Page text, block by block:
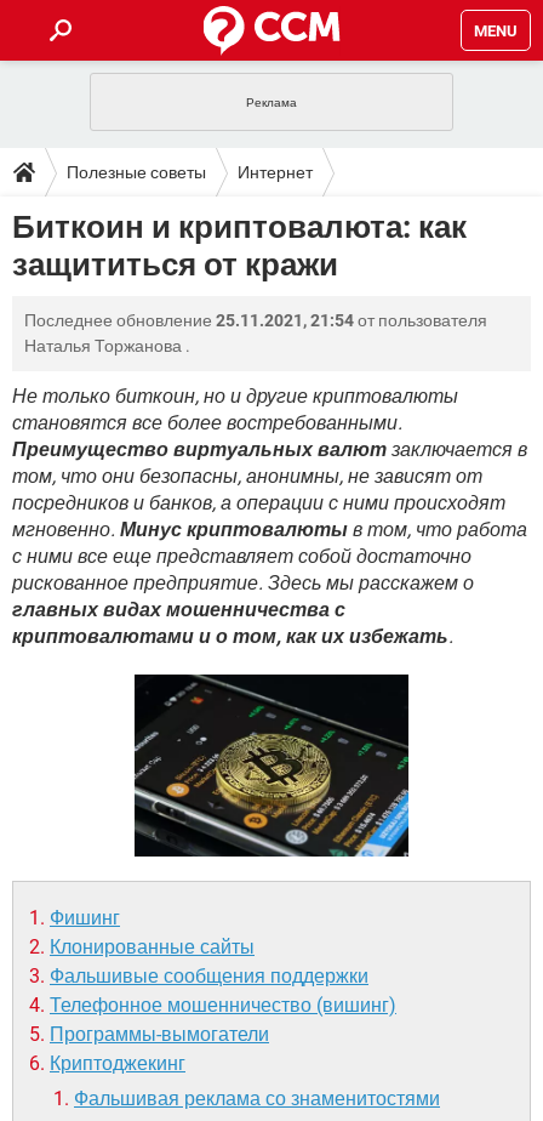
MENU
INSTAGRAM FACEBOOK
ИГРЫ WINDOWS 10
ВКОНТАКТЕ ВИДЕО
ПОЛЕЗНЫЕ СОВЕТЫ
TIKTOK TELEGRAM
WHATSAPP INSTAGRAM
FACEBOOK
WINDOWS 10 ВКОНТАКТЕ
YANDEX
ЗАГРУЗКИ
TIKTOK TELEGRAM
FACEBOOK
WINDOWS 10
ВИДЕО GOOGLE
YANDEX
ФОРУМ
TIKTOK TELEGRAM
FACEBOOK ИГРЫ
WINDOWS 10 ВКОНТАКТЕ
ВИДЕО GOOGLE
YANDEX
ЭНЦИКЛОПЕДИЯ
TIKTOK
WHATSAPP INSTAGRAM
FACEBOOK ИГРЫ
WINDOWS 10 ВКОНТАКТЕ
ВИДЕО GOOGLE
YANDEX
Полезные советы Интернет
Биткоин и криптовалюта: как
защититься от кражи
Последнее обновление 25.11.2021, 21:54от пользователя
Наталья Торжанова .
Не только биткоин, но и другие криптовалюты
становятся все более востребованными.
Преимущество виртуальных валют заключается в
том, что они безопасны, анонимны, не зависят от
посредников и банков, а операции с ними происходят
мгновенно. Минус криптовалюты в том, что работа
с ними все еще представляет собой достаточно
рискованное предприятие. Здесь мы расскажем о
главных видах мошенничества с
криптовалютами и о том, как их избежать.
Фишинг
Клонированные сайты
Фальшивые сообщения поддержки
Телефонное мошенничество (вишинг)
Программы-вымогатели
Криптоджекинг
Фальшивая реклама со знаменитостями